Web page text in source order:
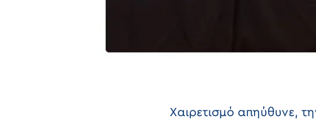
Χαιρετισμό απηύθυνε,